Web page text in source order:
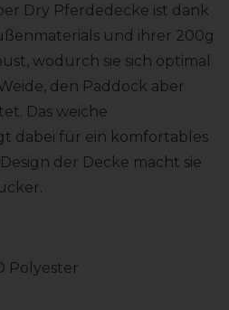
Dry Pferdedecke ist dank
und ihrer 200g
wodurch sie sich optimal
den Paddock aber
Das weiche
dabei für ein komfortables
der Decke macht sie
Polyester